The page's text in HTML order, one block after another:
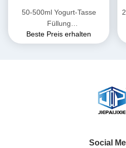
50-500ml Yogurt-Tasse
Füllung
Versiegelungsmaschine für
50-95mm Tasse
Beste Preis erhalten
Social